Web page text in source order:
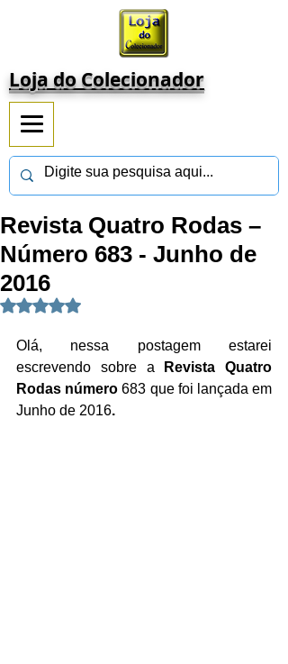
Loja do Colecionador
Revista Quatro Rodas –
Número 683 - Junho de
2016
Avaliado com NaN de 5 estrelas.
Olá, nessa postagem estarei
escrevendo sobre a
Revista Quatro
Rodas número 683 que foi lançada em
Junho de 2016.